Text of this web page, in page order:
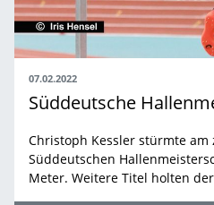
07.02.2022
Christoph Kessler stürmte am
Süddeutschen
Meter. Weitere Titel holten